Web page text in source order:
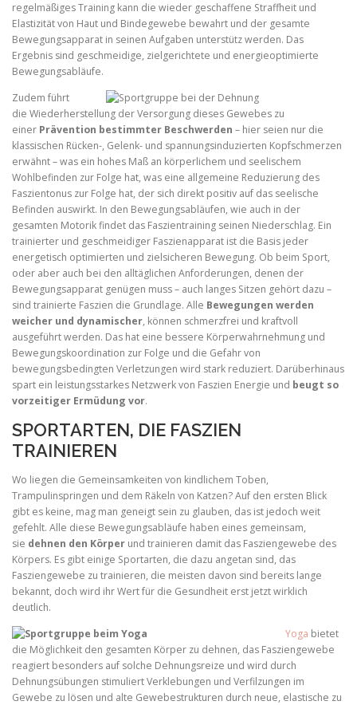
regelmäßiges Training kann die wieder geschaffene Straffheit und
Elastizität von Haut und Bindegewebe bewahrt und der gesamte
Bewegungsapparat in seinen Aufgaben unterstütz werden. Das
Ergebnis sind geschmeidige, zielgerichtete und energieoptimierte
Bewegungsabläufe.
Zudem führt
die Wiederherstellung der Versorgung dieses Gewebes zu
einer Prävention bestimmter Beschwerden – hier seien nur die
klassischen Rücken-, Gelenk- und spannungsinduzierten Kopfschmerzen
erwähnt – was ein hohes Maß an körperlichem und seelischem
Wohlbefinden zur Folge hat, was eine allgemeine Reduzierung des
Faszientonus zur Folge hat, der sich direkt positiv auf das seelische
Befinden auswirkt. In den Bewegungsabläufen, wie auch in der
gesamten Motorik findet das Faszientraining seinen Niederschlag. Ein
trainierter und geschmeidiger Faszienapparat ist die Basis jeder
energetisch optimierten und zielsicheren Bewegung. Ob beim Sport,
oder aber auch bei den alltäglichen Anforderungen, denen der
Bewegungsapparat genügen muss – auch langes Sitzen gehört dazu –
sind trainierte Faszien die Grundlage. Alle Bewegungen werden
weicher und dynamischer, können schmerzfrei und kraftvoll
ausgeführt werden. Das hat eine bessere Körperwahrnehmung und
Bewegungskoordination zur Folge und die Gefahr von
bewegungsbedingten Verletzungen wird stark reduziert. Darüberhinaus
spart ein leistungsstarkes Netzwerk von Faszien Energie und beugt so
vorzeitiger Ermüdung vor.
SPORTARTEN, DIE FASZIEN
TRAINIEREN
Wo liegen die Gemeinsamkeiten von kindlichem Toben,
Trampulinspringen und dem Räkeln von Katzen? Auf den ersten Blick
gibt es keine, mag man geneigt sein zu glauben, das ist jedoch weit
gefehlt. Alle diese Bewegungsabläufe haben eines gemeinsam,
sie dehnen den Körper und trainieren damit das Fasziengewebe des
Körpers. Es gibt einige Sportarten, die dazu angetan sind, das
Fasziengewebe zu trainieren, die meisten davon sind bereits lange
bekannt, doch wird ihr Wert für die Gesundheit erst jetzt wirklich
deutlich.
Yoga bietet
die Möglichkeit den gesamten Körper zu dehnen, das Fasziengewebe
reagiert besonders auf solche Dehnungsreize und wird durch
Dehnungsübungen stimuliert Verklebungen und Verfilzungen im
Gewebe zu lösen und alte Gewebestrukturen durch neue, elastische zu